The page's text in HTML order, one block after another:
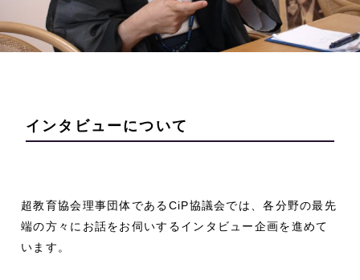
インタビューについて
超教育協会理事団体であるCiP協議会では、各分野の最先
端の方々にお話をお伺いするインタビュー企画を進めて
います。